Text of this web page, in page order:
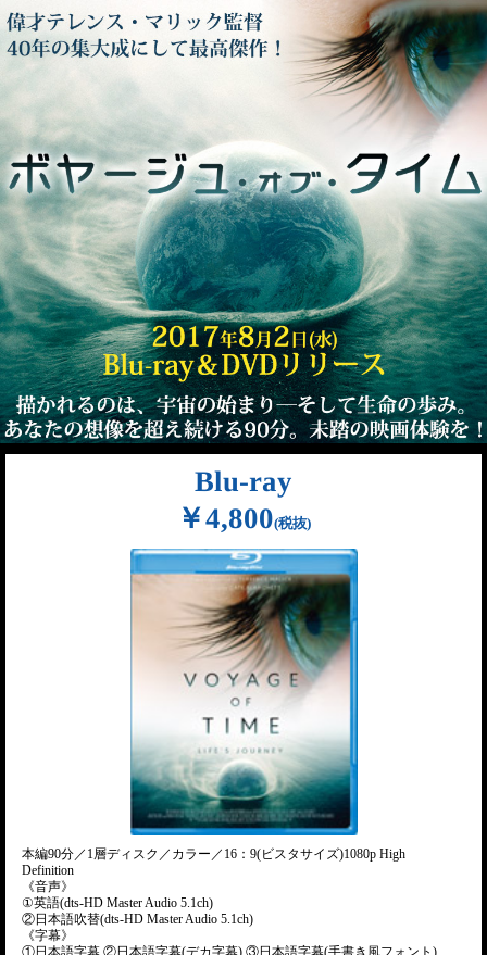
Blu-ray
￥4,800(税抜)
本編90分／1層ディスク／カラー／16：9(ビスタサイズ)1080p High
Definition
《音声》
①英語(dts-HD Master Audio 5.1ch)
②日本語吹替(dts-HD Master Audio 5.1ch)
《字幕》
①日本語字幕 ②日本語字幕(デカ字幕) ③日本語字幕(手書き風フォント)